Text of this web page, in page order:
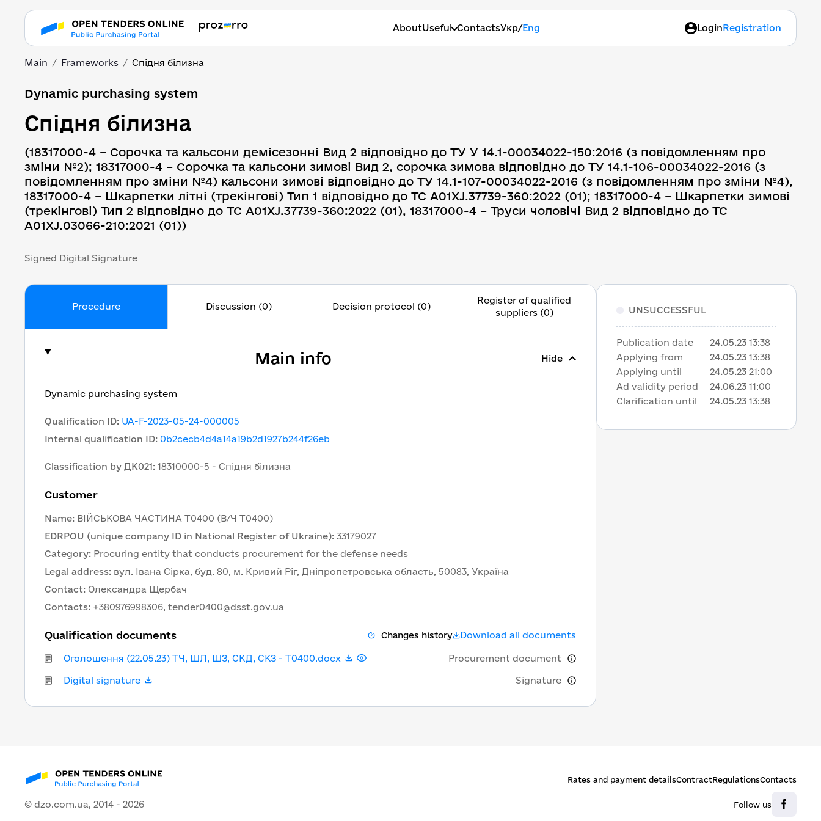
AboutUseful ContactsУкр/Eng LoginRegistration
Main Frameworks Спідня білизна
Dynamic purchasing system
Спідня білизна
(18317000-4 – Сорочка та кальсони демісезонні Вид 2 відповідно до ТУ У 14.1-00034022-150:2016 (з повідомленням про
зміни №2); 18317000-4 – Сорочка та кальсони зимові Вид 2, сорочка зимова відповідно до ТУ 14.1-106-00034022-2016 (з
повідомленням про зміни №4) кальсони зимові відповідно до ТУ 14.1-107-00034022-2016 (з повідомленням про зміни №4),
18317000-4 – Шкарпетки літні (трекінгові) Тип 1 відповідно до ТС А01ХJ.37739-360:2022 (01); 18317000-4 – Шкарпетки зимові
(трекінгові) Тип 2 відповідно до ТС А01ХJ.37739-360:2022 (01), 18317000-4 – Труси чоловічі Вид 2 відповідно до ТС
A01XJ.03066-210:2021 (01))
Signed Digital Signature
Procedure Discussion (0) Decision protocol (0)
Register of qualified
suppliers (0)
Main info Hide
Dynamic purchasing system
Qualification ID: UA-F-2023-05-24-000005
Internal qualification ID: 0b2cecb4d4a14a19b2d1927b244f26eb
Classification by ДК021: 18310000-5 - Спідня білизна
Customer
Name: ВІЙСЬКОВА ЧАСТИНА Т0400 (В/Ч Т0400)
EDRPOU (unique company ID in National Register of Ukraine): 33179027
Category: Procuring entity that conducts procurement for the defense needs
Legal address: вул. Івана Сірка, буд. 80, м. Кривий Ріг, Дніпропетровська область, 50083, Україна
Contact: Олександра Щербач
Contacts: +380976998306, tender0400@dsst.gov.ua
Qualification documents Changes history Download all documents
Оголошення (22.05.23) ТЧ, ШЛ, ШЗ, СКД, СКЗ - Т0400.docx Procurement document
Digital signature Signature
UNSUCCESSFUL
Publication date 24.05.23 13:38
Applying from
24.05.23 13:38
Applying until
24.05.23 21:00
Ad validity period
24.06.23 11:00
Clarification until
24.05.23 13:38
Rates and payment detailsContractRegulationsContacts
© dzo.com.ua, 2014 - 2026 Follow us